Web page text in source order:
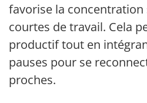
favorise la
courtes de travail. Cela
productif tout en
pauses pour se
proches.